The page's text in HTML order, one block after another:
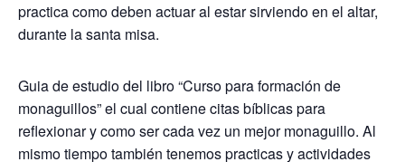
practica como deben actuar al estar sirviendo en el altar,
durante la santa misa.
Guia de estudio del libro “Curso para formación de
monaguillos” el cual contiene citas bíblicas para
reflexionar y como ser cada vez un mejor monaguillo. Al
mismo tiempo también tenemos practicas y actividades